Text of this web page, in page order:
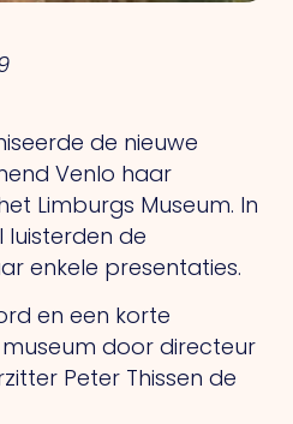
de nieuwe
Venlo haar
Limburgs Museum. In
de
enkele presentaties.
en een korte
door directeur
Peter Thissen de